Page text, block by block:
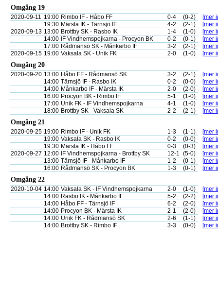
Omgång 19
2020-09-11 19:00 Rimbo IF - Håbo FF 0-4 (0-2)
[mer
19:30 Märsta IK - Tärnsjö IF 4-2 (2-1)
[mer
2020-09-13 13:00 Brottby SK - Rasbo IK 1-4 (1-0)
[mer
14:00
IF Vindhemspojkarna - Procyon BK 0-2 (0-1)
[mer
17:00 Rådmansö SK - Månkarbo IF 3-2 (2-1)
[mer
2020-09-15 19:00 Vaksala SK - Unik FK 2-0 (1-0) [mer
Omgång 20
2020-09-20 13:00 Håbo FF - Rådmansö SK 3-2 (2-1)
[mer
14:00 Tärnsjö IF - Rasbo IK 0-2 (0-0)
[mer
14:00 Månkarbo IF - Märsta IK 2-0 (2-0)
[mer
16:00 Procyon BK - Rimbo IF 5-1 (1-0)
[mer
17:00 Unik FK - IF Vindhemspojkarna 4-1 (1-0)
[mer
18:00 Brottby SK - Vaksala SK 2-2 (2-1) [mer
Omgång 21
2020-09-25 19:00 Rimbo IF - Unik FK 1-3 (1-1)
[mer
19:00 Vaksala SK - Rasbo IK 0-2 (0-0)
[mer
19:30 Märsta IK - Håbo FF 0-3 (0-3)
[mer
2020-09-27 12:00 IF Vindhemspojkarna - Brottby SK 12-1 (5-0)
[mer
13:00 Tärnsjö IF - Månkarbo IF 1-2 (0-1)
[mer
16:00 Rådmansö SK - Procyon BK 1-3 (0-1) [mer
Omgång 22
2020-10-04 14:00 Vaksala SK - IF Vindhemspojkarna 2-0 (1-0)
[mer
14:00 Rasbo IK - Månkarbo IF 5-2 (2-2)
[mer
14:00 Håbo FF - Tärnsjö IF 6-2 (2-0)
[mer
14:00 Procyon BK - Märsta IK 2-1 (2-0)
[mer
14:00 Unik FK - Rådmansö SK 2-6 (1-1)
[mer
14:00 Brottby SK - Rimbo IF 3-3 (0-0) [mer